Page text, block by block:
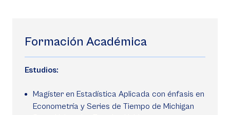
Formación Académica
Estudios:
Magíster en Estadística Aplicada con énfasis en
Econometría y Series de Tiempo de Michigan